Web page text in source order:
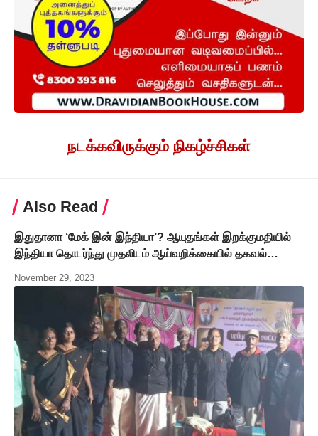
நடக்கவிருக்கும் நிகழ்ச்சிகள்
Also Read
இதுதானா ‘மேக் இன் இந்தியா’? ஆயுதங்கள் இறக்குமதியில்
இந்தியா தொடர்ந்து முதலிடம் ஆய்வறிக்கையில் தகவல்…
November 29, 2023